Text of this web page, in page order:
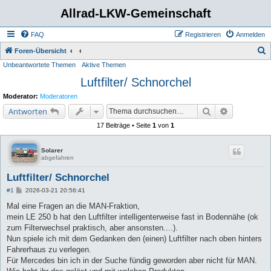
Allrad-LKW-Gemeinschaft
FAQ Anmelden
Registrieren
Foren-Übersicht
Unbeantwortete Themen Aktive Themen
Luftfilter/ Schnorchel
Moderator: Moderatoren
Antworten Suche
17 Beiträge • Seite 1 von 1
Solarer
abgefahren
Luftfilter/ Schnorchel
#1
B
i
r
a
2026-03-21 20:56:41
Mal eine Fragen an die MAN-Fraktion,
mein LE 250 b hat den Luftfilter intelligenterweise fast in Bodennähe (ok
zum Filterwechsel praktisch, aber ansonsten....).
Nun spiele ich mit dem Gedanken den (einen) Luftfilter nach oben hinters
Fahrerhaus zu verlegen.
Für Mercedes bin ich in der Suche fündig geworden aber nicht für MAN.